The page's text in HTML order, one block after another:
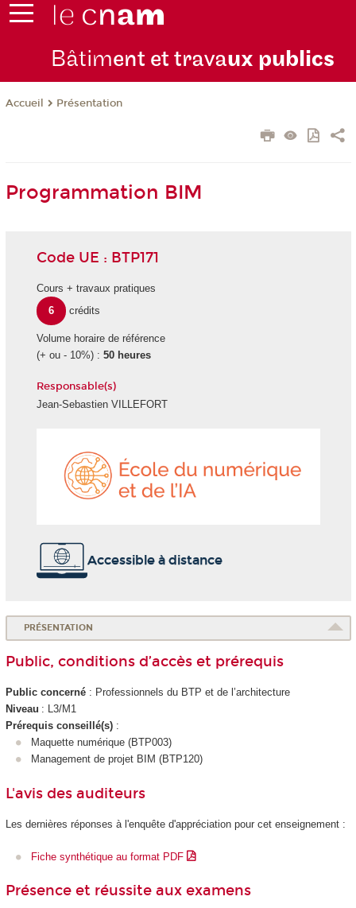
Bâtiment et travaux publics
Accueil Présentation
Programmation BIM
Code UE : BTP171
Cours + travaux pratiques
6
crédits
Volume horaire de référence
(+ ou - 10%) : 50 heures
Responsable(s)
Jean-Sebastien VILLEFORT
Accessible à distance
PRÉSENTATION
Public, conditions d’accès et prérequis
Public concerné: Professionnels du BTP et de l’architecture
Niveau : L3/M1
Prérequis conseillé(s) :
Maquette numérique (BTP003)
Management de projet BIM (BTP120)
L'avis des auditeurs
Les dernières réponses à l'enquête d'appréciation pour cet enseignement :
Fiche synthétique au format PDF
Présence et réussite aux examens